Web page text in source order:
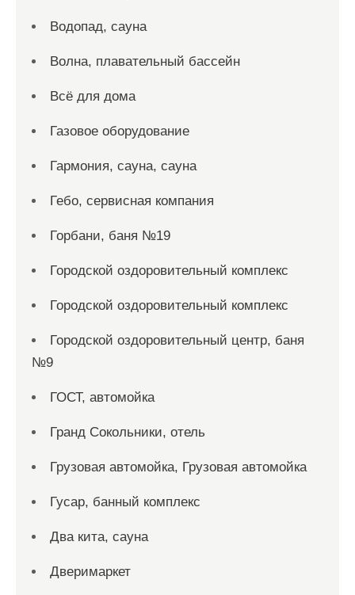
Водопад, сауна
Волна, плавательный бассейн
Всё для дома
Газовое оборудование
Гармония, сауна, сауна
Гебо, сервисная компания
Горбани, баня №19
Городской оздоровительный комплекс
Городской оздоровительный комплекс
Городской оздоровительный центр, баня
№9
ГОСТ, автомойка
Гранд Сокольники, отель
Грузовая автомойка, Грузовая автомойка
Гусар, банный комплекс
Два кита, сауна
Дверимаркет